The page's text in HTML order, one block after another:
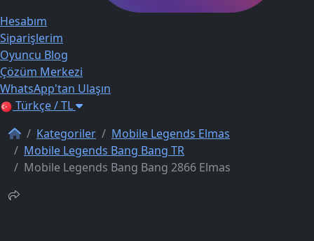
Hesabım
Siparişlerim
Oyuncu Blog
Çözüm Merkezi
WhatsApp'tan Ulaşın
Türkçe / TL
Kategoriler
Mobile Legends Elmas
Mobile Legends Bang Bang TR
Mobile Legends Bang Bang 2866 Elmas